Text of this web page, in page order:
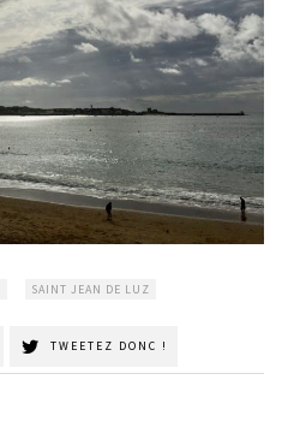
SAINT JEAN DE LUZ
TWEETEZ DONC !